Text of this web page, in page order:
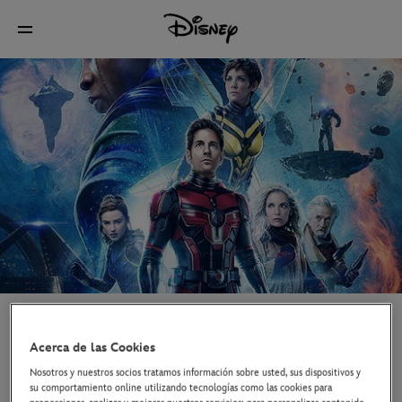
ANT-MAN Y LA AVISPA:
QUANTUMANÍA- ENTRADAS YA A
LA VENTA
Acerca de las Cookies
Nosotros y nuestros socios tratamos información sobre usted, sus dispositivos y
su comportamiento online utilizando tecnologías como las cookies para